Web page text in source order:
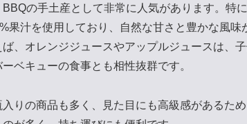
の手土産として非常に人気があります。特
果汁を使用しており、自然な甘さと豊かな風
、オレンジジュースやアップルジュースは、
ベキューの食事とも相性抜群です。
りの商品も多く、見た目にも高級感があるた